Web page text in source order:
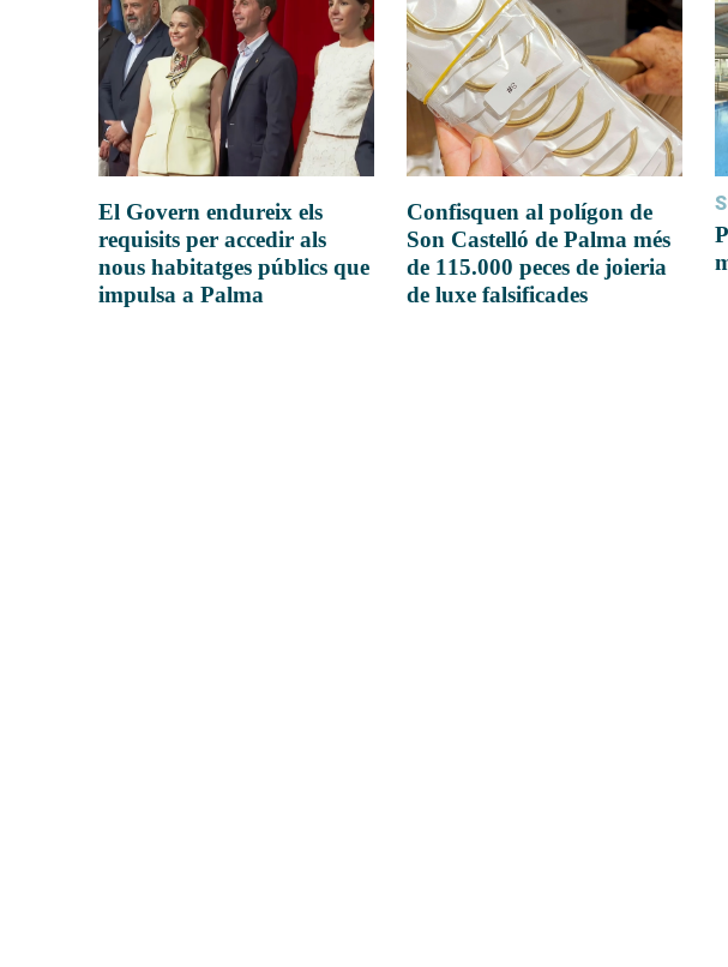
El Govern endureix els
requisits per accedir als
nous habitatges públics que
impulsa a Palma
Confisquen al polígon de
Son Castelló de Palma més
de 115.000 peces de joieria
de luxe falsificades